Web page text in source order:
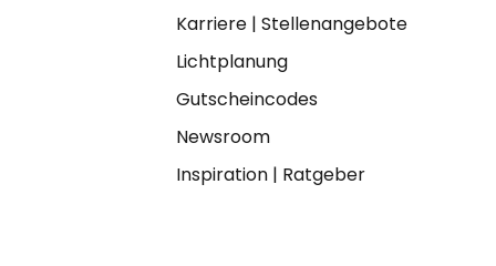
Karriere| Stellenangebote
Lichtplanung
Gutscheincodes
Newsroom
Inspiration| Ratgeber